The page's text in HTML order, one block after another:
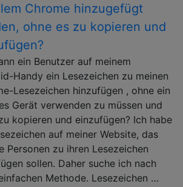
Chrome hinzugefügt
ohne es zu kopieren und
ein Benutzer auf meinem
Handy ein Lesezeichen zu meinen
Lesezeichen hinzufügen , ohne ein
Gerät verwenden zu müssen und
kopieren und einzufügen? Ich habe
auf meiner Website, das
Personen zu ihren Lesezeichen
sollen. Daher suche ich nach
Methode. Lesezeichen …